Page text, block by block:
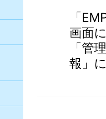
「
画面
「管
報」